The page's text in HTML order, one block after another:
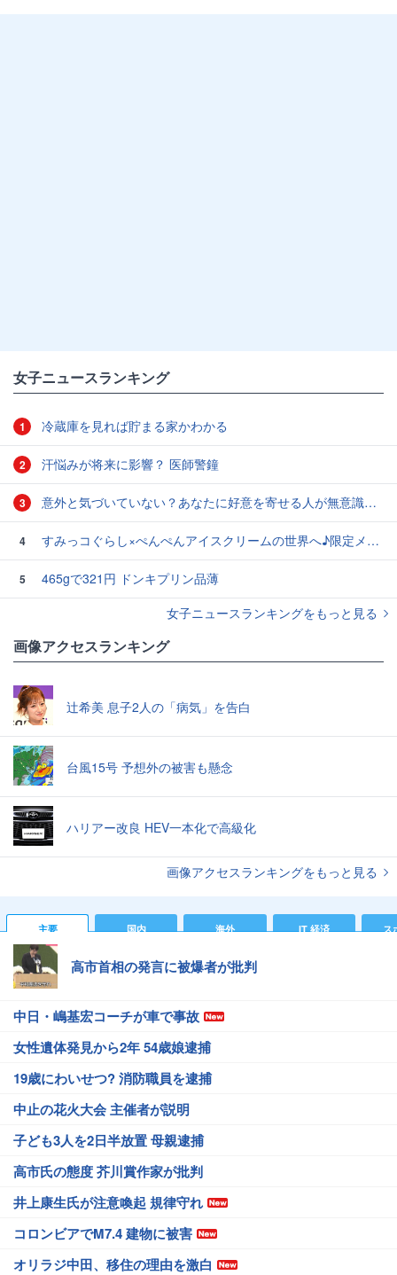
女子ニュースランキング
1 冷蔵庫を見れば貯まる家かわかる
2 汗悩みが将来に影響？ 医師警鐘
3 意外と気づいていない？あなたに好意を寄せる人が無意識に出す「7つのサイン」
4 すみっコぐらし×ぺんぺんアイスクリームの世界へ♪限定メニューやグッズが楽しめる
5
465gで321円 ドンキプリン品薄
女子ニュースランキングをもっと見る
画像アクセスランキング
辻希美 息子2人の「病気」を告白
台風15号 予想外の被害も懸念
ハリアー改良 HEV一本化で高級化
画像アクセスランキングをもっと見る
主要 国内 海外 IT 経済 ス
高市首相の発言に被爆者が批判
中日・嶋基宏コーチが車で事故
女性遺体発見から2年 54歳娘逮捕
19歳にわいせつ? 消防職員を逮捕
中止の花火大会 主催者が説明
子ども3人を2日半放置 母親逮捕
高市氏の態度 芥川賞作家が批判
井上康生氏が注意喚起 規律守れ
コロンビアでM7.4 建物に被害
オリラジ中田、移住の理由を激白